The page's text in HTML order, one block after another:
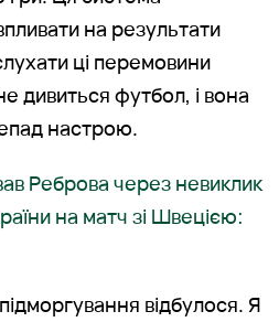
на результати
ці перемовини
дивиться футбол, і вона
настрою.
Реброва через невиклик
на матч зі Швецією:
відбулося. Я